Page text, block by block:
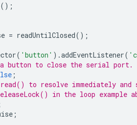
();
= readUntilClosed();
( 'button' ).addEventListener(
button to close the serial port.
;
to resolve immediately and
in the loop example
;